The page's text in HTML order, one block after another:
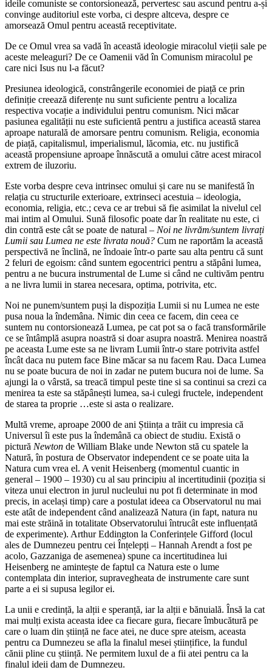
ideile comuniste se contorsionează, pervertesc sau ascund pentru a-și
convinge auditoriul este vorba, ci despre altceva, despre ce
amorsează Omul pentru această receptivitate.
De ce Omul vrea sa vadă în această ideologie miracolul vieții sale pe
aceste meleaguri? De ce Oamenii văd în Comunism miracolul pe
care nici Isus nu l-a făcut?
Presiunea ideologică, constrângerile economiei de piață ce prin
definiție creează diferențe nu sunt suficiente pentru a localiza
respectiva vocație a individului pentru comunism. Nici măcar
pasiunea egalității nu este suficientă pentru a justifica această starea
aproape naturală de amorsare pentru comunism. Religia, economia
de piață, capitalismul, imperialismul, lăcomia, etc. nu justifică
această propensiune aproape înnăscută a omului către acest miracol
extrem de iluzoriu.
Este vorba despre ceva intrinsec omului și care nu se manifestă în
relația cu structurile exterioare, extrinseci acestuia – ideologia,
economia, religia, etc.; ceva ce ar trebui să fie asimilat la nivelul cel
mai intim al Omului. Sună filosofic poate dar în realitate nu este, ci
din contră este cât se poate de natural – Noi ne livrăm/suntem livrați
Lumii sau Lumea ne este livrata nouă? Cum ne raportăm la această
perspectivă ne înclină, ne îndoaie într-o parte sau alta pentru că sunt
2 feluri de egoism: când suntem egocentrici pentru a stăpâni lumea,
pentru a ne bucura instrumental de Lume si când ne cultivăm pentru
a ne livra lumii in starea necesara, optima, potrivita, etc.
Noi ne punem/suntem puși la dispoziția Lumii si nu Lumea ne este
pusa noua la îndemâna. Nimic din ceea ce facem, din ceea ce
suntem nu contorsionează Lumea, pe cat pot sa o facă transformările
ce se întâmplă asupra noastră si doar asupra noastră. Menirea noastră
pe aceasta Lume este sa ne livram Lumii într-o stare potrivita astfel
încât daca nu putem face Bine măcar sa nu facem Rau. Daca Lumea
nu se poate bucura de noi in zadar ne putem bucura noi de lume. Sa
ajungi la o vârstă, sa treacă timpul peste tine si sa continui sa crezi ca
menirea ta este sa stăpânești lumea, sa-i culegi fructele, independent
de starea ta proprie …este si asta o realizare.
Multă vreme, aproape 2000 de ani Știința a trăit cu impresia că
Universul îi este pus la îndemână ca obiect de studiu. Există o
pictură Newton de William Blake unde Newton stă cu spatele la
Natură, în postura de Observator independent ce se poate uita la
Natura cum vrea el. A venit Heisenberg (momentul cuantic in
general – 1900 – 1930) cu al sau principiu al incertitudinii (poziția si
viteza unui electron in jurul nucleului nu pot fi determinate in mod
precis, in același timp) care a postulat ideea ca Observatorul nu mai
este atât de independent când analizează Natura (in fapt, natura nu
mai este străină in totalitate Observatorului întrucât este influențată
de experimente). Arthur Eddington la Conferințele Gifford (locul
ales de Dumnezeu pentru cei Înțelepți – Hannah Arendt a fost pe
acolo, Gazzaniga de asemenea) spune ca incertitudinea lui
Heisenberg ne amintește de faptul ca Natura este o lume
contemplata din interior, supravegheata de instrumente care sunt
parte a ei si supusa legilor ei.
La unii e credință, la alții e speranță, iar la alții e bănuială. Însă la cat
mai mulți exista aceasta idee ca fiecare gura, fiecare îmbucătură pe
care o luam din știință ne face atei, ne duce spre ateism, aceasta
pentru ca Dumnezeu se afla la finalul mesei științifice, la fundul
cănii pline cu știință. Ne permitem luxul de a fii atei pentru ca la
finalul ideii dam de Dumnezeu.